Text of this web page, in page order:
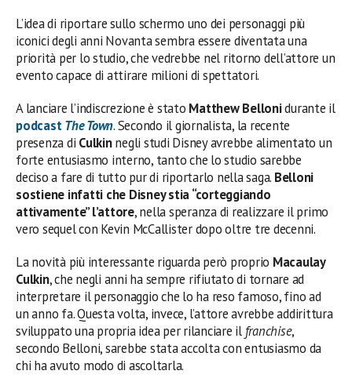
L’idea di riportare sullo schermo uno dei personaggi più
iconici degli anni Novanta sembra essere diventata una
priorità per lo studio, che vedrebbe nel ritorno dell’attore un
evento capace di attirare milioni di spettatori.
A lanciare l’indiscrezione è stato Matthew Bellonidurante il
podcastThe Town. Secondo il giornalista, la recente
presenza di Culkinnegli studi Disney avrebbe alimentato un
forte entusiasmo interno, tanto che lo studio sarebbe
deciso a fare di tutto pur di riportarlo nella saga. Belloni
sostiene infatti che Disney stia “corteggiando
attivamente” l’attore, nella speranza di realizzare il primo
vero sequel con Kevin McCallister dopo oltre tre decenni.
La novità più interessante riguarda però proprio Macaulay
Culkin, che negli anni ha sempre rifiutato di tornare ad
interpretare il personaggio che lo ha reso famoso, fino ad
un anno fa. Questa volta, invece, l’attore avrebbe addirittura
sviluppato una propria idea per rilanciare il franchise,
secondo Belloni, sarebbe stata accolta con entusiasmo da
chi ha avuto modo di ascoltarla.